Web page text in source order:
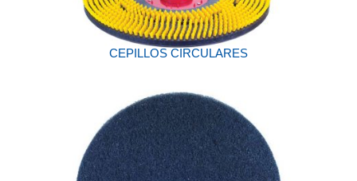
CEPILLOS CIRCULARES